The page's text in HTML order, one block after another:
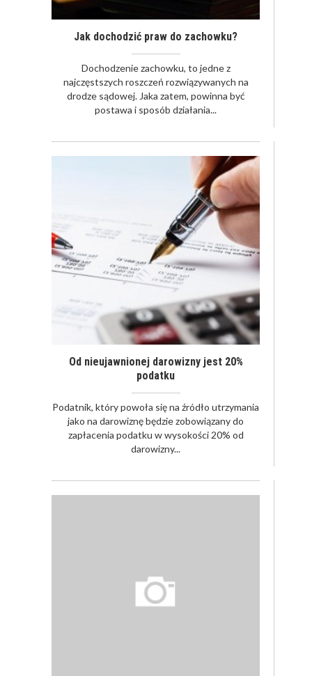
Jak dochodzić praw do zachowku?
Dochodzenie zachowku, to jedne z
najczęstszych roszczeń rozwiązywanych na
drodze sądowej. Jaka zatem, powinna być
postawa i sposób działania...
Od nieujawnionej darowizny jest 20%
podatku
Podatnik, który powoła się na źródło utrzymania
jako na darowiznę będzie zobowiązany do
zapłacenia podatku w wysokości 20% od
darowizny...